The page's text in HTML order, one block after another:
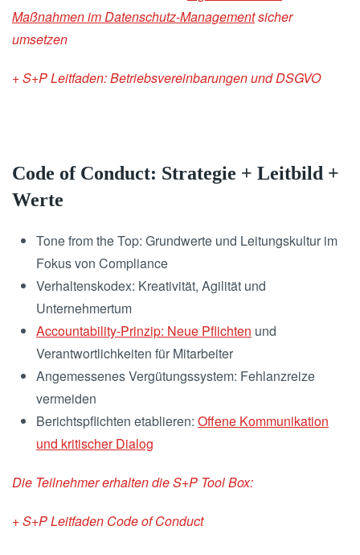
Maßnahmen im Datenschutz-Managementsicher
umsetzen
+ S+P Leitfaden: Betriebsvereinbarungen und DSGVO
Code of Conduct: Strategie + Leitbild +
Werte
Tone from the Top: Grundwerte und Leitungskultur im
Fokus von Compliance
Verhaltenskodex: Kreativität, Agilität und
Unternehmertum
Accountability-Prinzip: Neue Pflichten und
Verantwortlichkeiten für Mitarbeiter
Angemessenes Vergütungssystem: Fehlanzreize
vermeiden
Berichtspflichten etablieren: Offene Kommunikation
und kritischer Dialog
Die Teilnehmer erhalten die S+P Tool Box:
+ S+P Leitfaden Code of Conduct